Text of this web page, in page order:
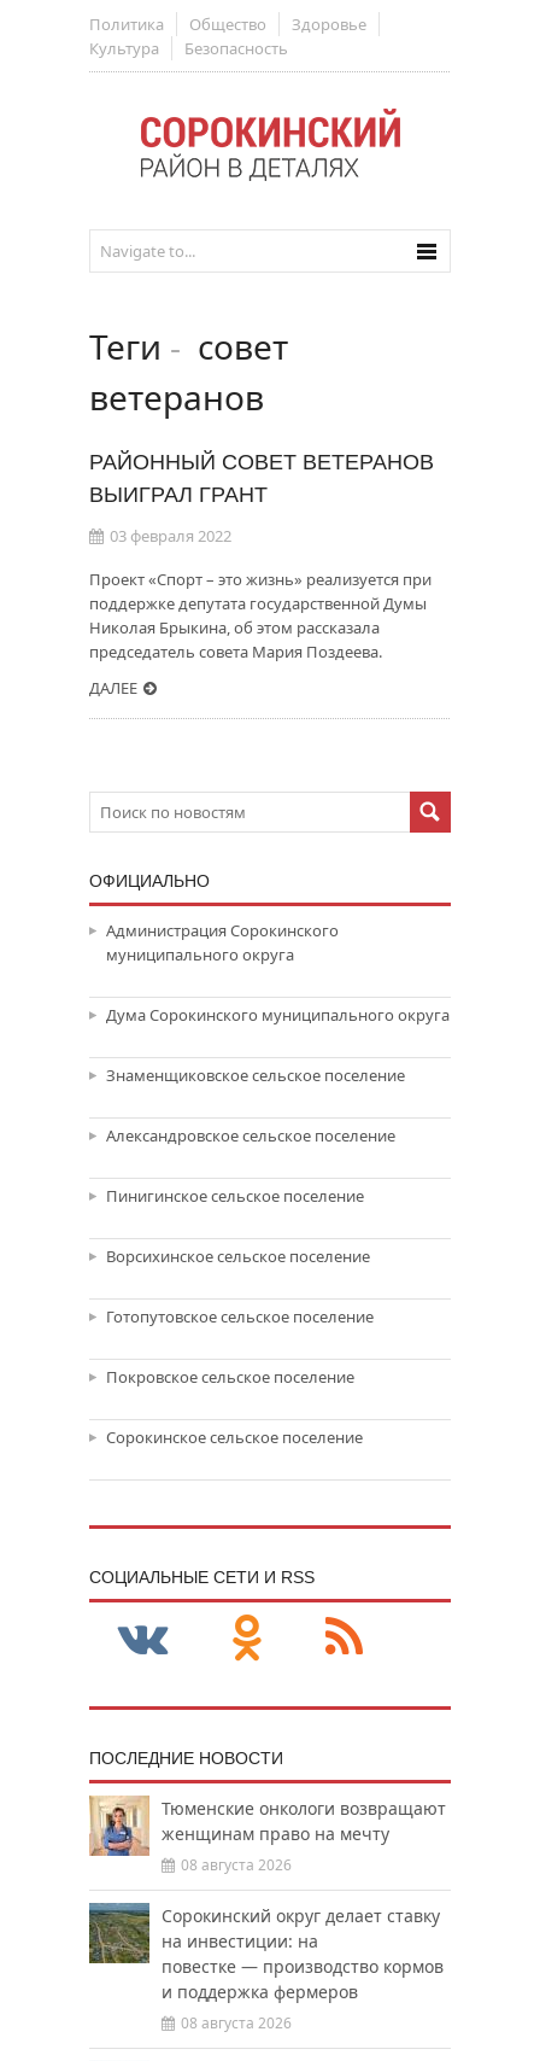
Политика Общество
Здоровье
Культура
Безопасность
Теги - совет
ветеранов
РАЙОННЫЙ СОВЕТ ВЕТЕРАНОВ
ВЫИГРАЛ ГРАНТ
03 февраля 2022
Проект «Спорт – это жизнь» реализуется при
поддержке депутата государственной Думы
Николая Брыкина, об этом рассказала
председатель совета Мария Поздеева.
ДАЛЕЕ
ОФИЦИАЛЬНО
Администрация Сорокинского
муниципального округа
Дума Сорокинского муниципального округа
Знаменщиковское сельское поселение
Александровское сельское поселение
Пинигинское сельское поселение
Ворсихинское сельское поселение
Готопутовское сельское поселение
Покровское сельское поселение
Сорокинское сельское поселение
CОЦИАЛЬНЫЕ СЕТИ И RSS
ПОСЛЕДНИЕ НОВОСТИ
Тюменские онкологи возвращают
женщинам право на мечту
08 августа 2026
Сорокинский округ делает ставку
на инвестиции: на
повестке — производство кормов
и поддержка фермеров
08 августа 2026